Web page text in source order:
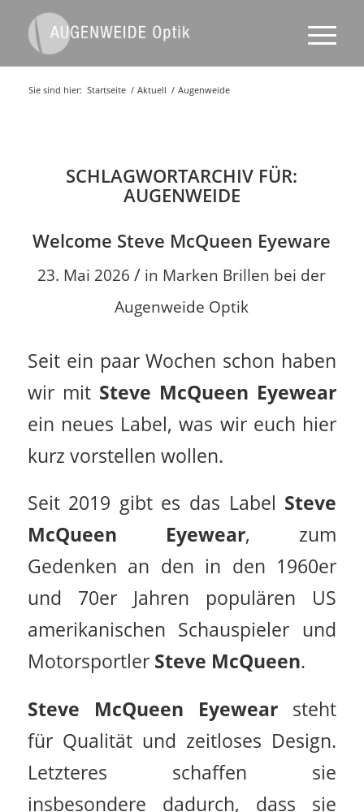
Sie sind hier: Startseite / Aktuell / Augenweide
SCHLAGWORTARCHIV FÜR:
AUGENWEIDE
Welcome Steve McQueen Eyeware
23. Mai 2026 / in Marken Brillen bei der
Augenweide Optik
Seit ein paar Wochen schon haben
wir mit Steve McQueen Eyewear
ein neues Label, was wir euch hier
kurz vorstellen wollen.
Seit 2019 gibt es das Label Steve
McQueen Eyewear, zum
Gedenken an den in den 1960er
und 70er Jahren populären US
amerikanischen Schauspieler und
Motorsportler Steve McQueen.
Steve McQueen Eyewear steht
für Qualität und zeitloses Design.
Letzteres schaffen sie
insbesondere dadurch, dass sie